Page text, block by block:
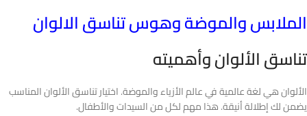
الملابس والموضة وهوس تناسق الالوان
تناسق الألوان وأهميته
الألوان هي لغة عالمية في عالم الأزياء والموضة. اختيار تناسق الألوان المناسب
يضمن لك إطلالة أنيقة. هذا مهم لكل من السيدات والأطفال.